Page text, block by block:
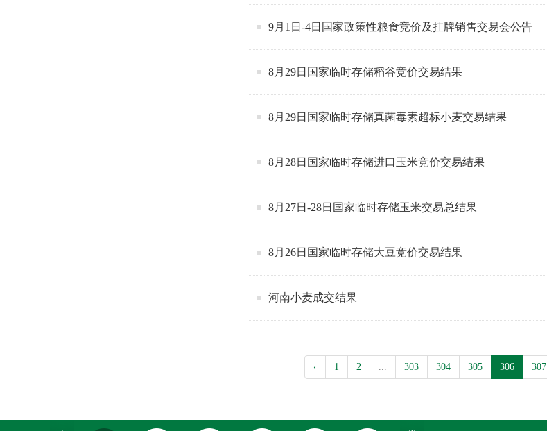
9月1日-4日国家政策性粮食竞价及挂牌销售交易会公告
8月29日国家临时存储稻谷竞价交易结果
8月29日国家临时存储真菌毒素超标小麦交易结果
8月28日国家临时存储进口玉米竞价交易结果
8月27日-28日国家临时存储玉米交易总结果
8月26日国家临时存储大豆竞价交易结果
河南小麦成交结果
‹ 1 2 ... 303 304 305 306 307